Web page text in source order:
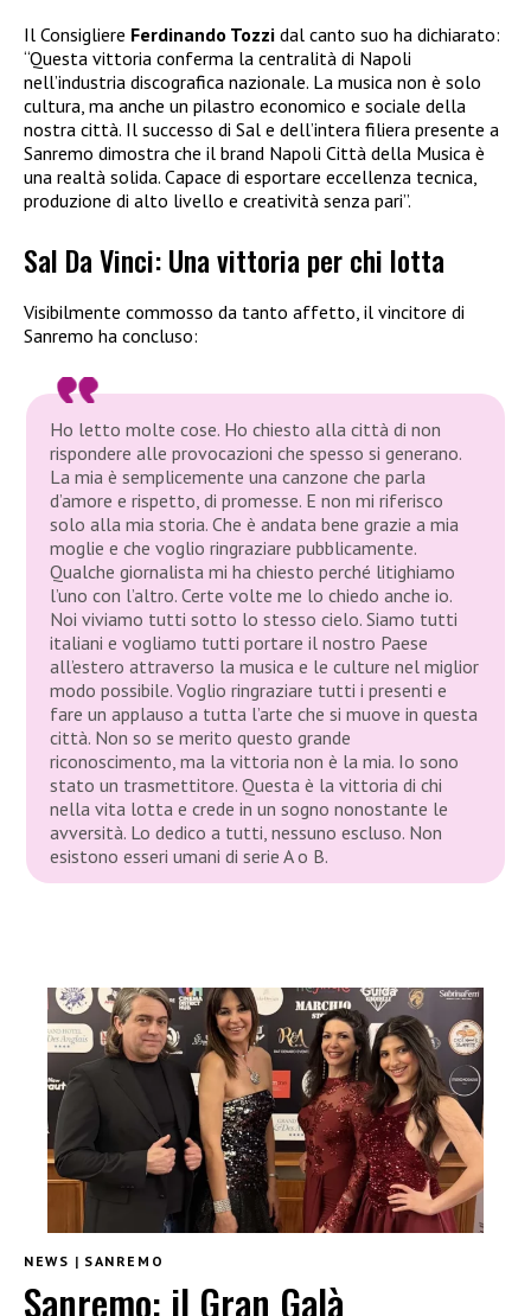
Il Consigliere Ferdinando Tozzi dal canto suo ha dichiarato:
“Questa vittoria conferma la centralità di Napoli
nell’industria discografica nazionale. La musica non è solo
cultura, ma anche un pilastro economico e sociale della
nostra città. Il successo di Sal e dell’intera filiera presente a
Sanremo dimostra che il brand Napoli Città della Musica è
una realtà solida. Capace di esportare eccellenza tecnica,
produzione di alto livello e creatività senza pari”.
Sal Da Vinci: Una vittoria per chi lotta
Visibilmente commosso da tanto affetto, il vincitore di
Sanremo ha concluso:
Ho letto molte cose. Ho chiesto alla città di non
rispondere alle provocazioni che spesso si generano.
La mia è semplicemente una canzone che parla
d’amore e rispetto, di promesse. E non mi riferisco
solo alla mia storia. Che è andata bene grazie a mia
moglie e che voglio ringraziare pubblicamente.
Qualche giornalista mi ha chiesto perché litighiamo
l’uno con l’altro. Certe volte me lo chiedo anche io.
Noi viviamo tutti sotto lo stesso cielo. Siamo tutti
italiani e vogliamo tutti portare il nostro Paese
all’estero attraverso la musica e le culture nel miglior
modo possibile. Voglio ringraziare tutti i presenti e
fare un applauso a tutta l’arte che si muove in questa
città. Non so se merito questo grande
riconoscimento, ma la vittoria non è la mia. Io sono
stato un trasmettitore. Questa è la vittoria di chi
nella vita lotta e crede in un sogno nonostante le
avversità. Lo dedico a tutti, nessuno escluso. Non
esistono esseri umani di serie A o B.
NEWS | SANREMO
Sanremo: il Gran Galà